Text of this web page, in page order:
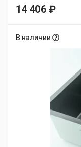
14 406 ₽
В наличии